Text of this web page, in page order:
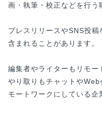
画・執筆・校正などを行う
プレスリリースやSNS投
含まれることがあります。
編集者やライターもリモー
やり取りもチャットや
モートワークにしている企